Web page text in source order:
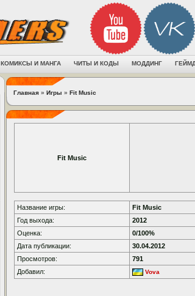
КОМИКСЫ И МАНГА ЧИТЫ И КОДЫ МОДДИНГ
Главная » Игры » Fit Music
Fit Music
Название игры:
Fit Music
Год выхода:
2012
Оценка:
0/100%
Дата публикации:
30.04.2012
Просмотров:
791
Добавил:
Vova